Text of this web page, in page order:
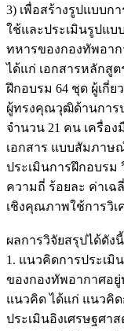
3) เพื่อสร้างรูปแบบก
ใช้และประเมินรูปแบ
ทหารของกองทัพอา
ได้แก่ เอกสารหลักสูต
ฝึกอบรม 64 ชุด ผู้เกี่
ผู้ทรงคุณวุฒิด้านการ
จำนวน 21 คน เครื่อ
เอกสาร แบบสัมภาษ
ประเมินการฝึกอบรม
ความถี่ ร้อยละ ค่าเฉ
เชิงคุณภาพใช้การวิเ
ผลการวิจัยสรุปได้ดังนี้
1. แนวคิดการประเมิ
ของกองทัพอากาศอ
แนวคิด ได้แก่ แนวคิ
ประเมินอิงเศรษฐศา